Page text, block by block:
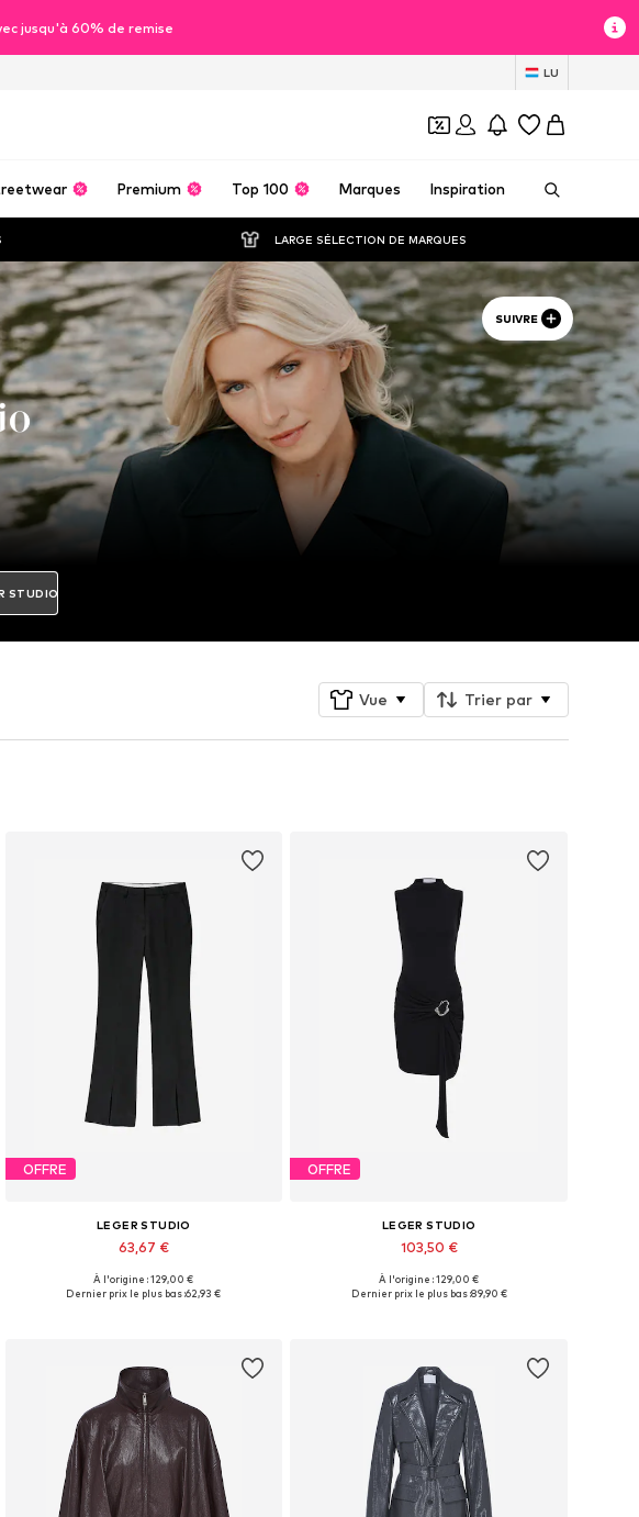
jusqu'à 60% de remise
LU
Premium Top 100 Marques Inspiration
LARGE SÉLECTION DE MARQUES
SUIVRE
STUDIO
Vue Trier par
OFFRE
LEGER STUDIO
63,67 €
Tailles disponibles: 34, 36, 38, 40, 42
À l'origine : 129,00 €
Dernier prix le plus bas :62,93 €
OFFRE
LEGER STUDIO
103,50 €
Tailles disponibles: 36, 38, 40
À l'origine : 129,00 €
Dernier prix le plus bas :89,90 €